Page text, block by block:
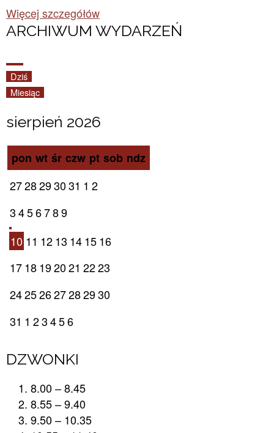
Więcej szczegółów
ARCHIWUM WYDARZEŃ​
Dziś
Miesiąc
sierpień 2026
pon wt śr czw pt sob ndz
2728293031 1 2
3456789
10 11 1213 141516
1718192021 2223
24252627282930
31 1 23456
DZWONKI
8.00 – 8.45
8.55 – 9.40
9.50 – 10.35